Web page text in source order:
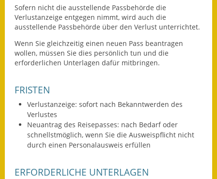
Eröffnungsbilanz
Getrennte
Abwassergebühr
Grundsteuerreform
Jahresabschlüsse
Wasserversorgung
Heiraten in Notzingen
Mitarbeiter
Sofern nicht die ausstellende Passbehörde die
Verlustanzeige entgegen nimmt, wird auch die
ausstellende Passbehörde über den Verlust unterrichtet.
Wenn Sie gleichzeitig einen neuen Pass beantragen
wollen, müssen Sie dies persönlich tun und die
erforderlichen Unterlagen dafür mitbringen.
FRISTEN
Verlustanzeige: sofort nach Bekanntwerden des
Verlustes
Neuantrag des Reisepasses: nach Bedarf oder
schnellstmöglich, wenn Sie die Ausweispflicht nicht
durch einen Personalausweis erfüllen
ERFORDERLICHE UNTERLAGEN